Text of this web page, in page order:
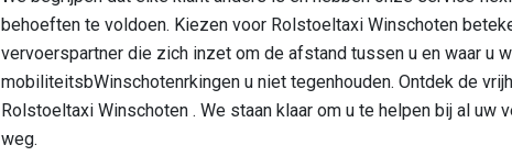
behoeften te voldoen. Kiezen voor Rolstoeltaxi Winschoten
vervoerspartner die zich inzet om de afstand tussen u en waar u
mobiliteitsbWinschotenrkingen u niet tegenhouden. Ontdek de
Rolstoeltaxi Winschoten . We staan klaar om u te helpen bij al uw
weg.